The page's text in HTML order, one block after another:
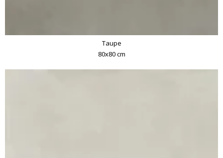
Taupe
80x80 cm